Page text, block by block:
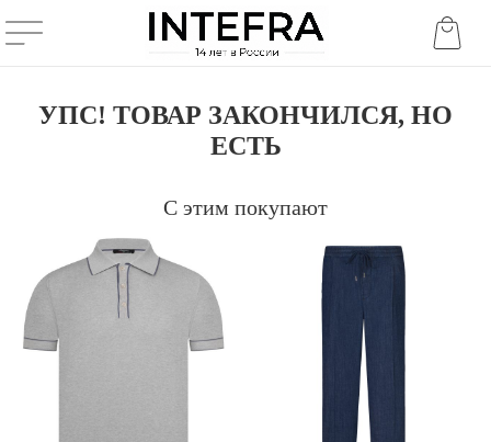
УПС! ТОВАР ЗАКОНЧИЛСЯ, НО
ЕСТЬ
С этим покупают